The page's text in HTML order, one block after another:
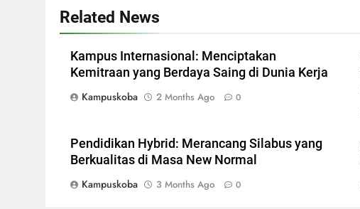
Related News
Kampus Internasional: Menciptakan
Kemitraan yang Berdaya Saing di Dunia Kerja
Kampuskoba
2 Months Ago 0
Pendidikan Hybrid: Merancang Silabus yang
Berkualitas di Masa New Normal
Kampuskoba
3 Months Ago 0